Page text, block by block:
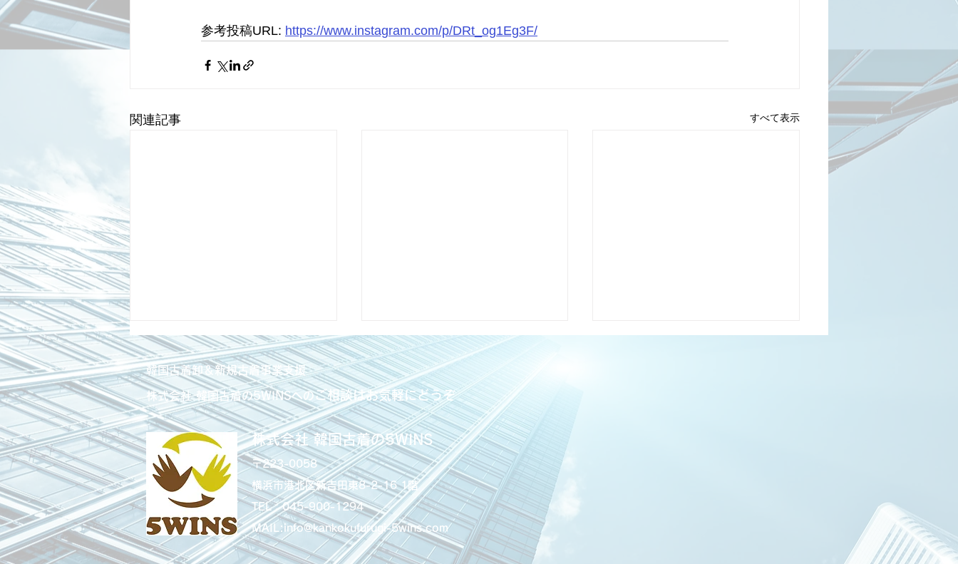
参考投稿URL: https://www.instagram.com/p/DRt_og1Eg3F/
関連記事 すべて表示
ADIDASとPUMAの関係性を
解説｜ロゴの裏にある兄弟の
物語
古着はサイズ表記より着た感
じ？失敗しないサイズ感の考
え方
韓国古着卸＆新規古着事業支援
株式会社 韓国古着の5WINSへのご相談はお気軽にどうぞ
株式会社 韓国古着の5WINS
〒223-0058
横浜市港北区新吉田東8-2-16 1階
TEL：045-900-1294
MAIL:info@kankokufurugi-5wins.com